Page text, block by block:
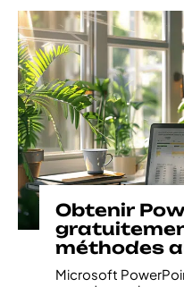
Obtenir
méthodes
Microsoft